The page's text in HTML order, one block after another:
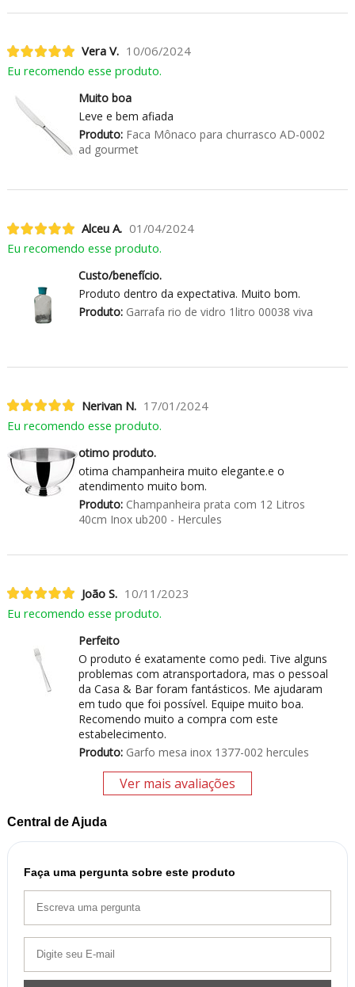
Vera V. 10/06/2024
Eu recomendo esse produto.
Muito boa
Leve e bem afiada
Produto:Faca Mônaco para churrasco AD-0002
ad gourmet
Alceu A. 01/04/2024
Eu recomendo esse produto.
Custo/benefício.
Produto dentro da expectativa. Muito bom.
Produto:Garrafa rio de vidro 1litro 00038 viva
Nerivan N. 17/01/2024
Eu recomendo esse produto.
otimo produto.
otima champanheira muito elegante.e o
atendimento muito bom.
Produto:Champanheira prata com 12 Litros
40cm Inox ub200 - Hercules
João S. 10/11/2023
Eu recomendo esse produto.
Perfeito
O produto é exatamente como pedi. Tive alguns
problemas com atransportadora, mas o pessoal
da Casa & Bar foram fantásticos. Me ajudaram
em tudo que foi possível. Equipe muito boa.
Recomendo muito a compra com este
estabelecimento.
Produto:Garfo mesa inox 1377-002 hercules
Ver mais avaliações
Central de Ajuda
Faça uma pergunta sobre este produto